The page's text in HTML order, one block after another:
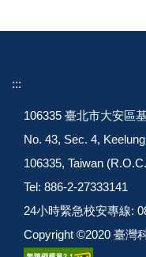
:::
106335 臺北市大安區
No. 43, Sec. 4,
106335, Taiwan
Tel: 886-2-27333141
24小時緊急校安專線:
Copyright ©2020 臺灣